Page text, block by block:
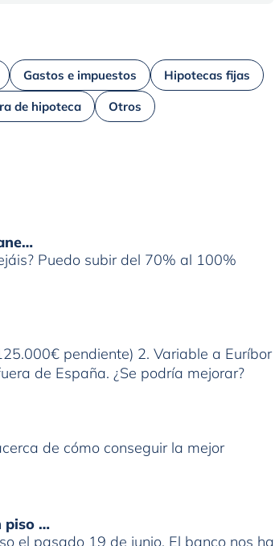
Gastos e impuestos Hipotecas fijas
de hipoteca Otros
Puedo subir del 70% al 100%
pendiente) 2. Variable a Euríbor
de España. ¿Se podría mejorar?
de cómo conseguir la mejor
piso …
el pasado 19 de junio. El banco nos ha